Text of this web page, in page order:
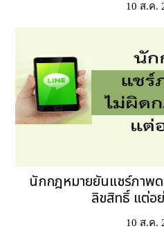
10 ส.ค.
นักกฎหมายยันแชร์ภาพ
ลิขสิทธิ์ แต่อ
10 ส.ค.